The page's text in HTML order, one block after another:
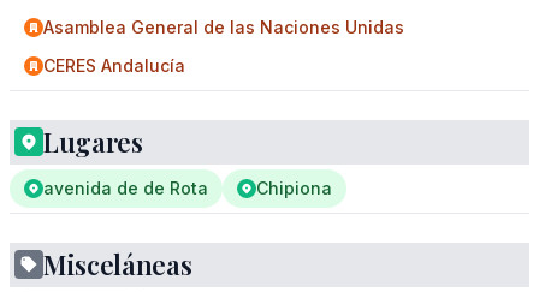
Asamblea General de las Naciones Unidas
CERES Andalucía
Lugares
avenida de de Rota Chipiona
Misceláneas